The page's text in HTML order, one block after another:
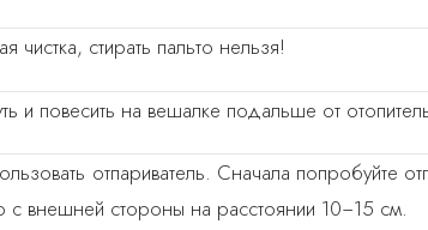
стирать пальто нельзя!
повесить на вешалке подальше от
отпариватель. Сначала попробуйте
с внешней стороны на расстоянии 10−15 см.